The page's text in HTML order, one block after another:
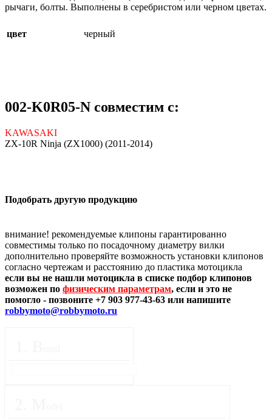
рычаги, болты. Выполнены в серебристом или черном цветах.
цвет черный
002-K0R05-N совместим с:
KAWASAKI
ZX-10R Ninja (ZX1000) (2011-2014)
Подобрать другую продукцию
внимание! рекомендуемые клипоны гарантированно
совместимы только по посадочному диаметру вилки
дополнительно проверяйте возможность установки клипонов
согласно чертежам и расстоянию до пластика мотоцикла
если вы не нашли мотоцикла в списке подбор клипонов
возможен по физическим параметрам, если и это не
помогло - позвоните +7 903 977-43-63 или напишите
robbymoto@robbymoto.ru